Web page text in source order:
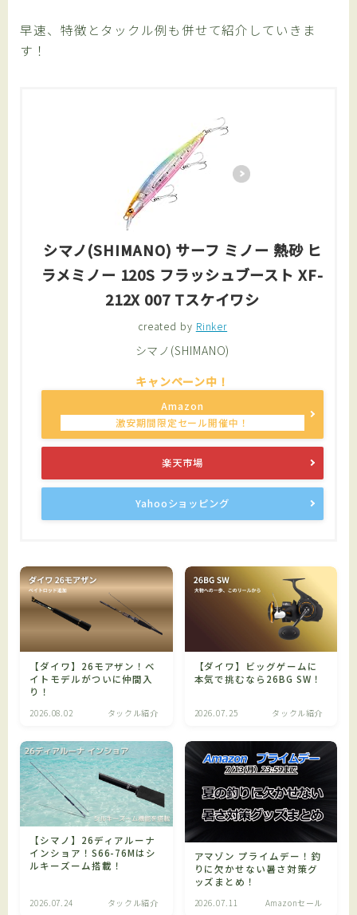
早速、特徴とタックル例も併せて紹介していきま
す！
シマノ(SHIMANO) サーフ ミノー 熱砂 ヒ
ラメミノー 120S フラッシュブースト XF-
212X 007 Tスケイワシ
created by Rinker
シマノ(SHIMANO)
Amazon
楽天市場
Yahooショッピング
【ダイワ】26モアザン！ベ
イトモデルがついに仲間入
り！
2026.08.02 タックル紹介
【ダイワ】ビッグゲームに
本気で挑むなら26BG SW！
2026.07.25 タックル紹介
【シマノ】26ディアルーナ
インショア！S66-76Mはシ
ルキーズーム搭載！
2026.07.24 タックル紹介
アマゾン プライムデー！釣
りに欠かせない暑さ対策グ
ッズまとめ！
2026.07.11 Amazonセール